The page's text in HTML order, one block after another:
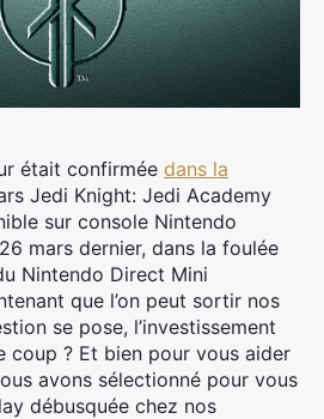
était confirmée dans la
Jedi Knight: Jedi Academy
sur console Nintendo
mars dernier, dans la foulée
Nintendo Direct Mini
que l’on peut sortir nos
se pose, l’investissement
coup ? Et bien pour vous aider
avons sélectionné pour vous
débusquée chez nos